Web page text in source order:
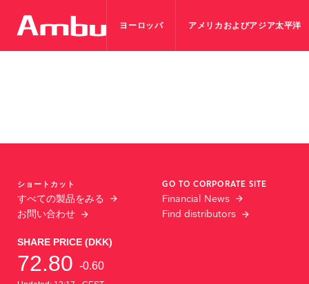
ヨーロッパ アメリカおよびアジア太平洋
ショートカット
すべての製品をみる
お問い合わせ
GO TO CORPORATE SITE
Financial News
Find distributors